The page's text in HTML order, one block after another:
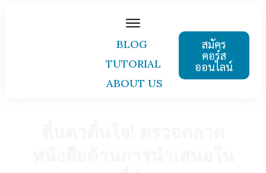
BLOG
TUTORIAL
ABOUT US
สมัคร
คอร์ส
ออนไลน์